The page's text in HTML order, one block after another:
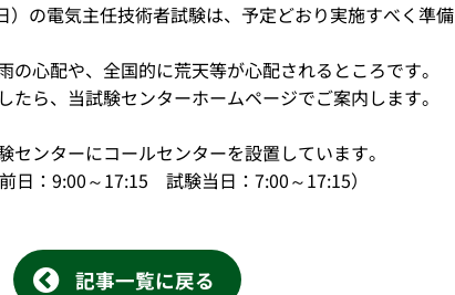
）の電気主任技術者試験は、予定どおり実施すべく準備
の心配や、全国的に荒天等が心配されるところです。
たら、当試験センターホームページでご案内します。
センターにコールセンターを設置しています。
日：9:00～17:15 試験当日：7:00～17:15）
記事一覧に戻る